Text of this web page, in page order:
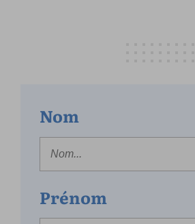
Nom
Prénom